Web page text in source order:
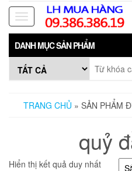
Skip
the
content
Toggle
navigation
DANH MỤC SẢN PHẨM
TRANG CHỦ » SẢN PHẨM
quỷ
Hiển thị kết quả duy nhất